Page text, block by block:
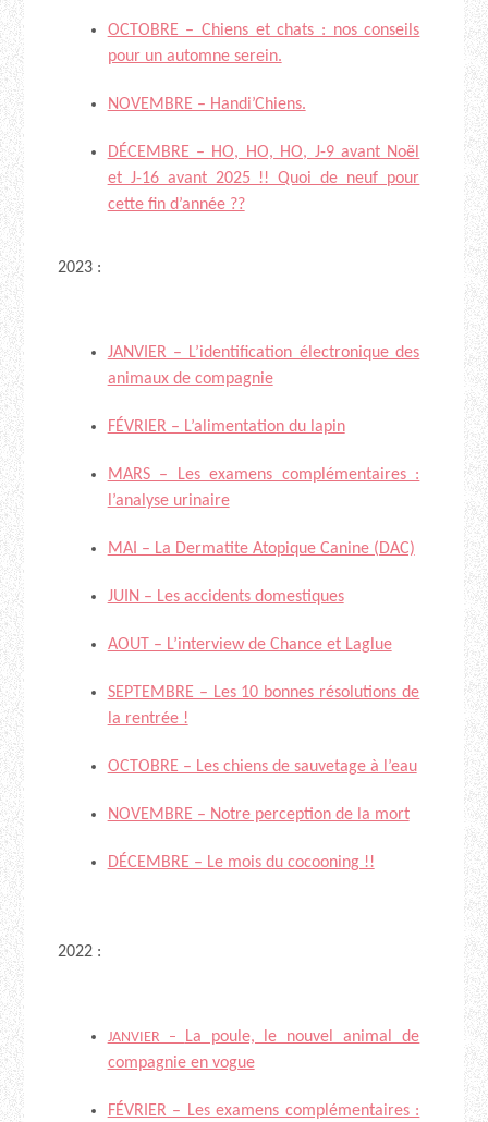
OCTOBRE – Chiens et chats : nos conseils
pour un automne serein.
NOVEMBRE – Handi’Chiens.
DÉCEMBRE – HO, HO, HO, J-9 avant Noël
et J-16 avant 2025 !! Quoi de neuf pour
cette fin d’année ??
2023 :
JANVIER – L’identification électronique des
animaux de compagnie
FÉVRIER – L’alimentation du lapin
MARS – Les examens complémentaires :
l’analyse urinaire
MAI – La Dermatite Atopique Canine (DAC)
JUIN – Les accidents domestiques
AOUT – L’interview de Chance et Laglue
SEPTEMBRE – Les 10 bonnes résolutions de
la rentrée !
OCTOBRE – Les chiens de sauvetage à l’eau
NOVEMBRE – Notre perception de la mort
DÉCEMBRE – Le mois du cocooning !!
2022 :
JANVIER –
La poule, le nouvel animal de
compagnie en vogue
FÉVRIER – Les examens complémentaires :